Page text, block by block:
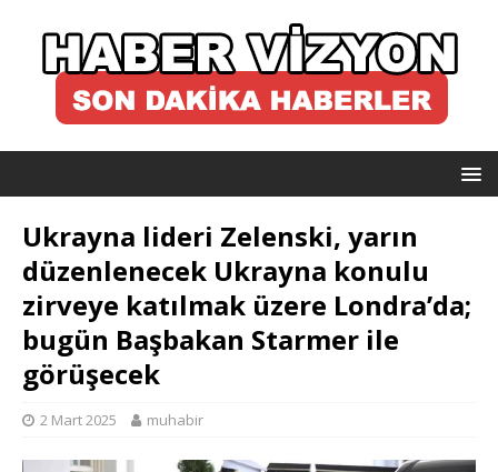
Ukrayna lideri Zelenski, yarın
düzenlenecek Ukrayna konulu
zirveye katılmak üzere Londra’da;
bugün Başbakan Starmer ile
görüşecek
2 Mart 2025 muhabir